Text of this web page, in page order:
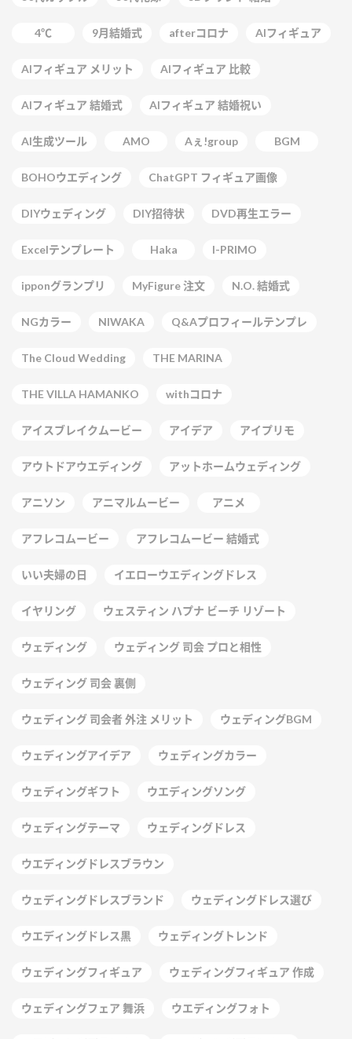
4℃ 9月結婚式 afterコロナ AIフィギュア
AIフィギュア メリット AIフィギュア 比較
AIフィギュア 結婚式 AIフィギュア 結婚祝い
AI生成ツール AMO Aぇ!group BGM
BOHOウエディング ChatGPT フィギュア画像
DIYウェディング DIY招待状 DVD再生エラー
Excelテンプレート Haka I-PRIMO
ipponグランプリ MyFigure 注文 N.O. 結婚式
NGカラー NIWAKA Q&Aプロフィールテンプレ
The Cloud Wedding THE MARINA
THE VILLA HAMANKO withコロナ
アイスブレイクムービー アイデア アイプリモ
アウトドアウエディング アットホームウェディング
アニソン アニマルムービー アニメ
アフレコムービー アフレコムービー 結婚式
いい夫婦の日 イエローウエディングドレス
イヤリング ウェスティン ハプナ ビーチ リゾート
ウェディング ウェディング 司会 プロと相性
ウェディング 司会 裏側
ウェディング 司会者 外注 メリット ウェディングBGM
ウェディングアイデア ウェディングカラー
ウェディングギフト ウエディングソング
ウェディングテーマ ウェディングドレス
ウエディングドレスブラウン
ウェディングドレスブランド ウェディングドレス選び
ウエディングドレス黒 ウェディングトレンド
ウェディングフィギュア ウェディングフィギュア 作成
ウェディングフェア 舞浜 ウエディングフォト